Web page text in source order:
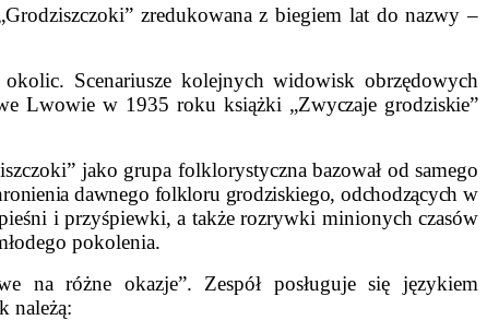
zredukowana z biegiem lat do nazwy –
Scenariusze kolejnych widowisk obrzędowych
Lwowie w 1935 roku książki „Zwyczaje grodziskie”
jako grupa folklorystyczna bazował od samego
dawnego folkloru grodziskiego, odchodzących w
i przyśpiewki, a także rozrywki minionych czasów
pokolenia.
na różne okazje”. Zespół posługuje się językiem
należą: